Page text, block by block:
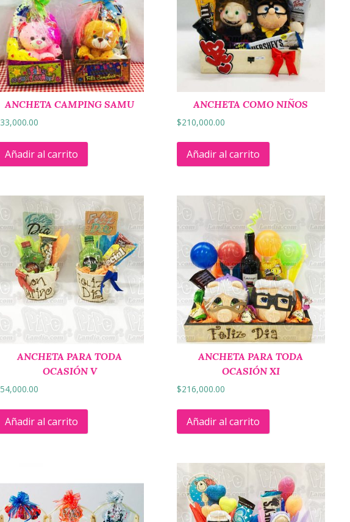
ANCHETA CAMPING SAMU
33,000.00
Añadir al carrito
ANCHETA COMO NIÑOS
$210,000.00
Añadir al carrito
ANCHETA PARA TODA
OCASIÓN V
54,000.00
Añadir al carrito
ANCHETA PARA TODA
OCASIÓN XI
$216,000.00
Añadir al carrito